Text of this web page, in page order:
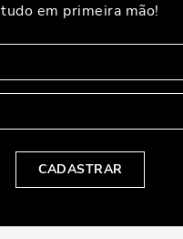
tudo em primeira mão!
CADASTRAR